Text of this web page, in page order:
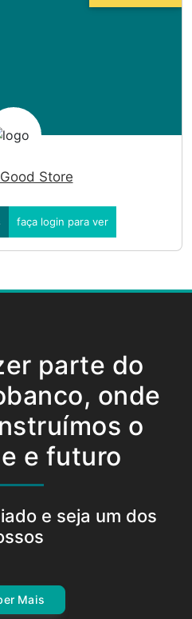
Store
faça login para ver
parte do
onde
o
e futuro
e seja um dos
Mais